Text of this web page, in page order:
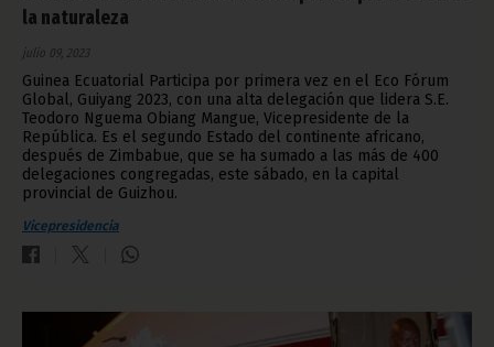
la naturaleza
julio 09, 2023
Guinea Ecuatorial Participa por primera vez en el Eco Fórum
Global, Guiyang 2023, con una alta delegación que lidera S.E.
Teodoro Nguema Obiang Mangue, Vicepresidente de la
República. Es el segundo Estado del continente africano,
después de Zimbabue, que se ha sumado a las más de 400
delegaciones congregadas, este sábado, en la capital
provincial de Guizhou.
Vicepresidencia